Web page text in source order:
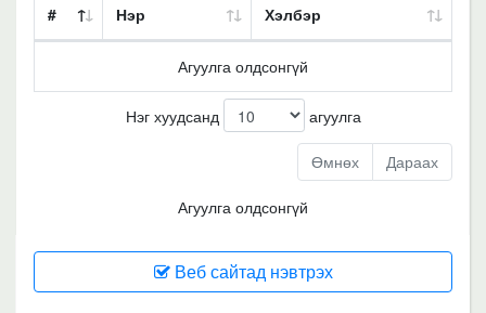
# Нэр Хэлбэр
Агуулга олдсонгүй
Нэг хуудсанд агуулга
Өмнөх Дараах
Агуулга олдсонгүй
Веб сайтад нэвтрэх